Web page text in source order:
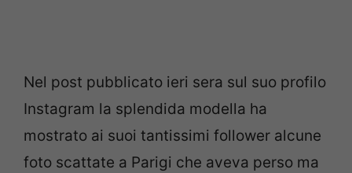
Nel post pubblicato ieri sera sul suo profilo
Instagram la splendida modella ha
mostrato ai suoi tantissimi follower alcune
foto scattate a Parigi che aveva perso ma